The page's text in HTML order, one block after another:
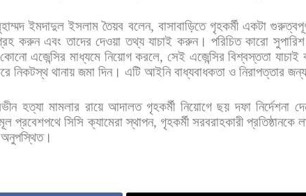
ইমদাদুল ইসলাম তৈয়ব বলেন, বাসাবাড়িতে গৃহকর্মী একটা
করুন এবং তাদের দেওয়া তথ্য যাচাই করুন। পরিচিত কারো সুপারিশ
কোনো এজেন্সির মাধ্যমে নিয়োগ করলে, সেই এজেন্সির বিশ্বস্ততা যাচাই
নিকটস্থ থানায় জমা দিন। এটি আইনি বাধ্যবাধকতা ও নিরাপত্তার জন্য
হত্যা মামলার রায়ে আদালত গৃহকর্মী নিয়োগে ছয় দফা নির্দেশনা
প্রবেশপথে সিসি ক্যামেরা স্থাপন, গৃহকর্মী সরবরাহকারী প্রতিষ্ঠানকে
অনুপস্থিত।